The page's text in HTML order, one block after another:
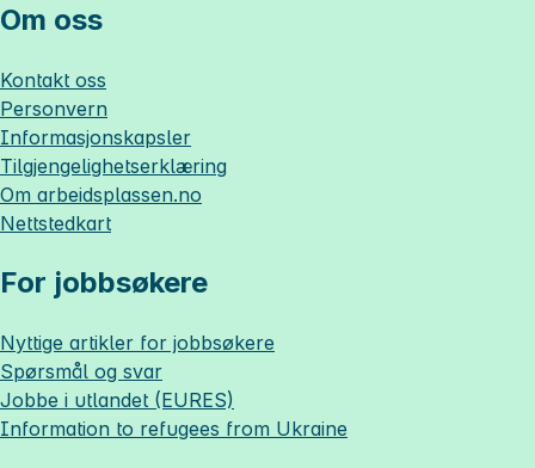
Om oss
Kontakt oss
Personvern
Informasjonskapsler
Tilgjengelighetserklæring
Om arbeidsplassen.no
Nettstedkart
For jobbsøkere
Nyttige artikler for jobbsøkere
Spørsmål og svar
Jobbe i utlandet (EURES)
Information to refugees from Ukraine